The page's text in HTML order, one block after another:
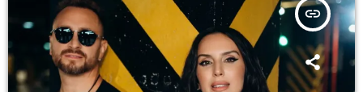
insert_link